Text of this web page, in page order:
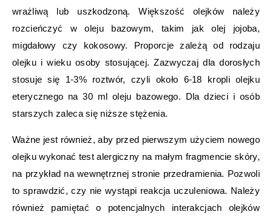
wrażliwą lub uszkodzoną. Większość olejków należy
rozcieńczyć w oleju bazowym, takim jak olej jojoba,
migdałowy czy kokosowy. Proporcje zależą od rodzaju
olejku i wieku osoby stosującej. Zazwyczaj dla dorosłych
stosuje się 1-3% roztwór, czyli około 6-18 kropli olejku
eterycznego na 30 ml oleju bazowego. Dla dzieci i osób
starszych zaleca się niższe stężenia.
Ważne jest również, aby przed pierwszym użyciem nowego
olejku wykonać test alergiczny na małym fragmencie skóry,
na przykład na wewnętrznej stronie przedramienia. Pozwoli
to sprawdzić, czy nie wystąpi reakcja uczuleniowa. Należy
również pamiętać o potencjalnych interakcjach olejków